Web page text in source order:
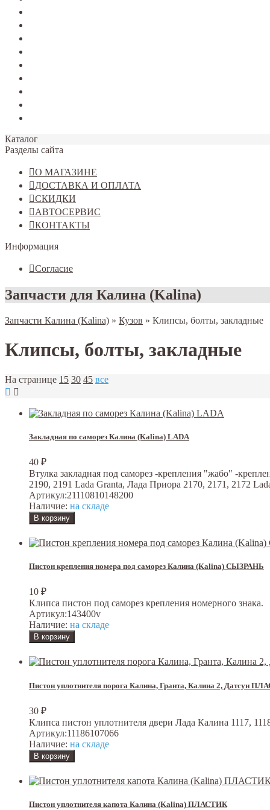
Каталог
Разделы сайта
О МАГАЗИНЕ
ДОСТАВКА И ОПЛАТА
СКИДКИ
АВТОСЕРВИС
КОНТАКТЫ
Информация
Согласие
Запчасти для Калина (Kalina)
Запчасти Калина (Kalina) » Кузов » Клипсы, болты, закладные
Клипсы, болты, закладные
На странице 15 30 45 все
Закладная по саморез Калина (Kalina) LADA
40 ₽
Втулка закладная под саморез -крепления "жабо" -
2190, 2191 Lada Granta, Лада Приора 2170, 2171, 2172
Артикул:21110810148200
Наличие: на складе
Пистон крепления номера под саморез Калина (Kalina) СЫЗРАНЬ
10 ₽
Клипса пистон под саморез крепления номерного знака.
Артикул:143400v
Наличие: на складе
Пистон уплотнителя порога Калина, Гранта, Калина 2, Датсун
30 ₽
Клипса пистон уплотнителя двери Лада Калина 1117,
Артикул:11186107066
Наличие: на складе
Пистон уплотнителя капота Калина (Kalina) ПЛАСТИК